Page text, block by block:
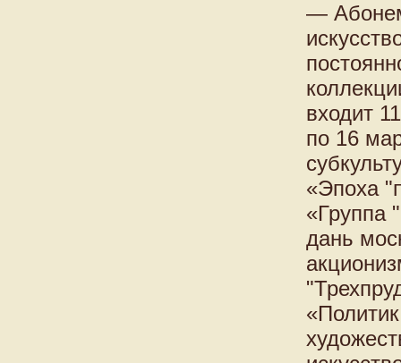
—
входит
по 16
«Эпоха
«Группа
дань